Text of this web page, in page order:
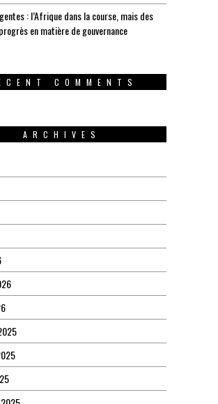
: l’Afrique dans la course, mais des
en matière de gouvernance
COMMENTS
ARCHIVES